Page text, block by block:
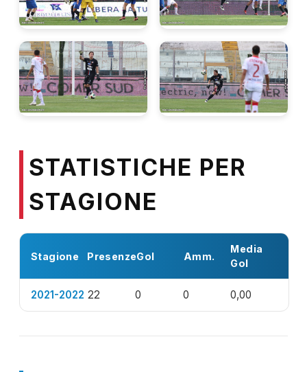
STATISTICHE PER
STAGIONE
Stagione PresenzeGol Amm.
Media
Gol
2021-2022 22 0 0 0,00